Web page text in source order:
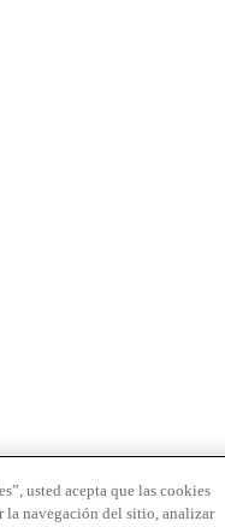
usted acepta que las cookies
la navegación del sitio, analizar